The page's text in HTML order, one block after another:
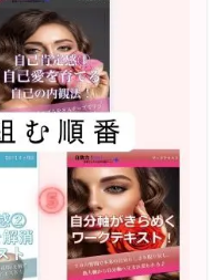
ープレッスン 20名様
ヶ月フルサポート 累計
動を開始